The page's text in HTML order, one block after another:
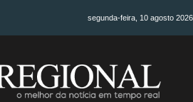
segunda-feira, 10 agosto 2026